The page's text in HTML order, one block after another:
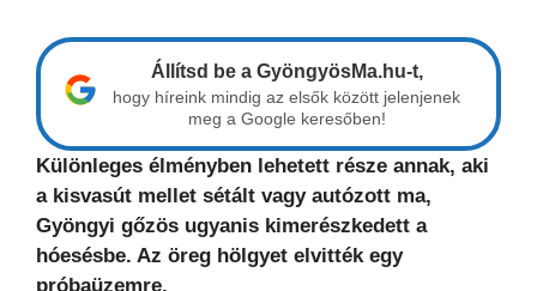
Állítsd be a GyöngyösMa.hu-t,
hogy híreink mindig az elsők között jelenjenek
meg a Google keresőben!
Különleges élményben lehetett része annak, aki
a kisvasút mellet sétált vagy autózott ma,
Gyöngyi gőzös ugyanis kimerészkedett a
hóesésbe. Az öreg hölgyet elvitték egy
próbaüzemre.